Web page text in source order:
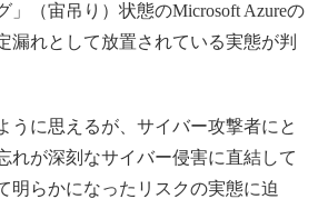
（宙吊り）状態のMicrosoft Azureの
漏れとして放置されている実態が判
に思えるが、サイバー攻撃者にと
れが深刻なサイバー侵害に直結して
明らかになったリスクの実態に迫